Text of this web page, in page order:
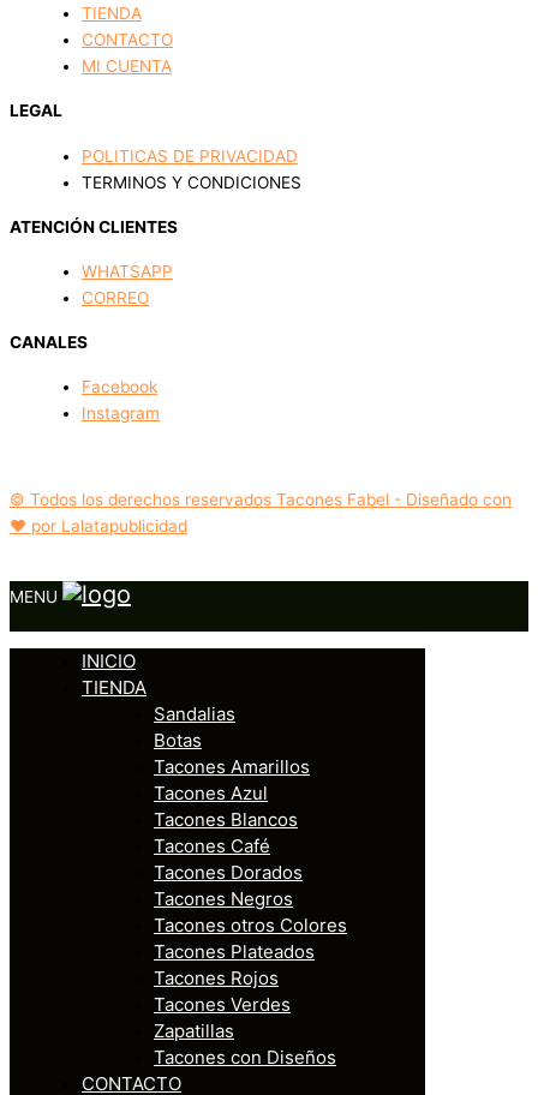
TIENDA
CONTACTO
MI CUENTA
LEGAL
POLITICAS DE PRIVACIDAD
TERMINOS Y CONDICIONES
ATENCIÓN CLIENTES
WHATSAPP
CORREO
CANALES
Facebook
Instagram
© Todos los derechos reservados Tacones Fabel - Diseñado con
❤️ por Lalatapublicidad
MENU
INICIO
TIENDA
Sandalias
Botas
Tacones Amarillos
Tacones Azul
Tacones Blancos
Tacones Café
Tacones Dorados
Tacones Negros
Tacones otros Colores
Tacones Plateados
Tacones Rojos
Tacones Verdes
Zapatillas
Tacones con Diseños
CONTACTO